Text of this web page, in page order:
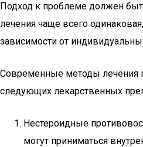
Подход к проблеме должен
лечения чаще всего
зависимости от
Современные методы лечения
следующих лекарственных
Нестероидные
могут приниматься